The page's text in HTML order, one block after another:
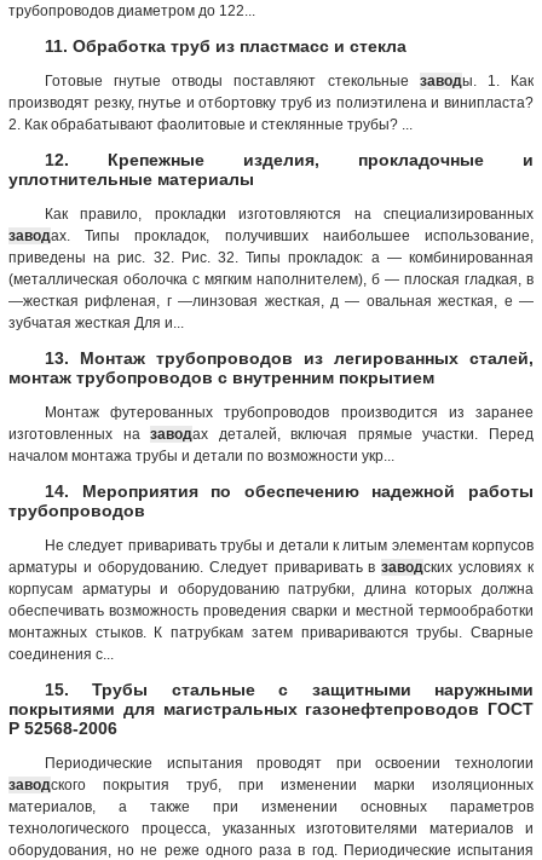
трубопроводов диаметром до 122...
11. Обработка труб из пластмасс и стекла
Готовые гнутые отводы поставляют стекольные заводы. 1. Как
производят резку, гнутье и отбортовку труб из полиэтилена и винипласта?
2. Как обрабатывают фаолитовые и стеклянные трубы? ...
12. Крепежные изделия, прокладочные и
уплотнительные материалы
Как правило, прокладки изготовляются на специализированных
заводах. Типы прокладок, получивших наибольшее использование,
приведены на рис. 32. Рис. 32. Типы прокладок: а — комбинированная
(металлическая оболочка с мягким наполнителем), б — плоская гладкая, в
—жесткая рифленая, г —линзовая жесткая, д — овальная жесткая, е —
зубчатая жесткая Для и...
13. Монтаж трубопроводов из легированных сталей,
монтаж трубопроводов с внутренним покрытием
Монтаж футерованных трубопроводов производится из заранее
изготовленных назаводах деталей, включая прямые участки. Перед
началом монтажа трубы и детали по возможности укр...
14. Мероприятия по обеспечению надежной работы
трубопроводов
Не следует приваривать трубы и детали к литым элементам корпусов
арматуры и оборудованию. Следует приваривать взаводских условиях к
корпусам арматуры и оборудованию патрубки, длина которых должна
обеспечивать возможность проведения сварки и местной термообработки
монтажных стыков. К патрубкам затем привариваются трубы. Сварные
соединения с...
15. Трубы стальные с защитными наружными
покрытиями для магистральных газонефтепроводов ГОСТ
Р 52568-2006
Периодические испытания проводят при освоении технологии
заводского покрытия труб, при изменении марки изоляционных
материалов, а также при изменении основных параметров
технологического процесса, указанных изготовителями материалов и
оборудования, но не реже одного раза в год. Периодические испытания